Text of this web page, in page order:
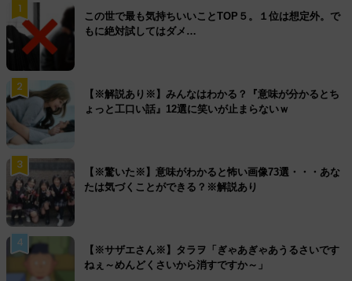
1
この世で最も気持ちいいことTOP５。１位は想定外。で
もに絶対試してはダメ…
2
【※解説あり※】みんなはわかる？『意味が分かるとち
ょっと工口い話』12選に笑いが止まらないｗ
3
【※驚いた※】意味がわかると怖い画像73選・・・あな
たは気づくことができる？※解説あり
4
【※サザエさん※】タラヲ「ぎゃあぎゃあうるさいです
ねぇ～めんどくさいから消すですか～」